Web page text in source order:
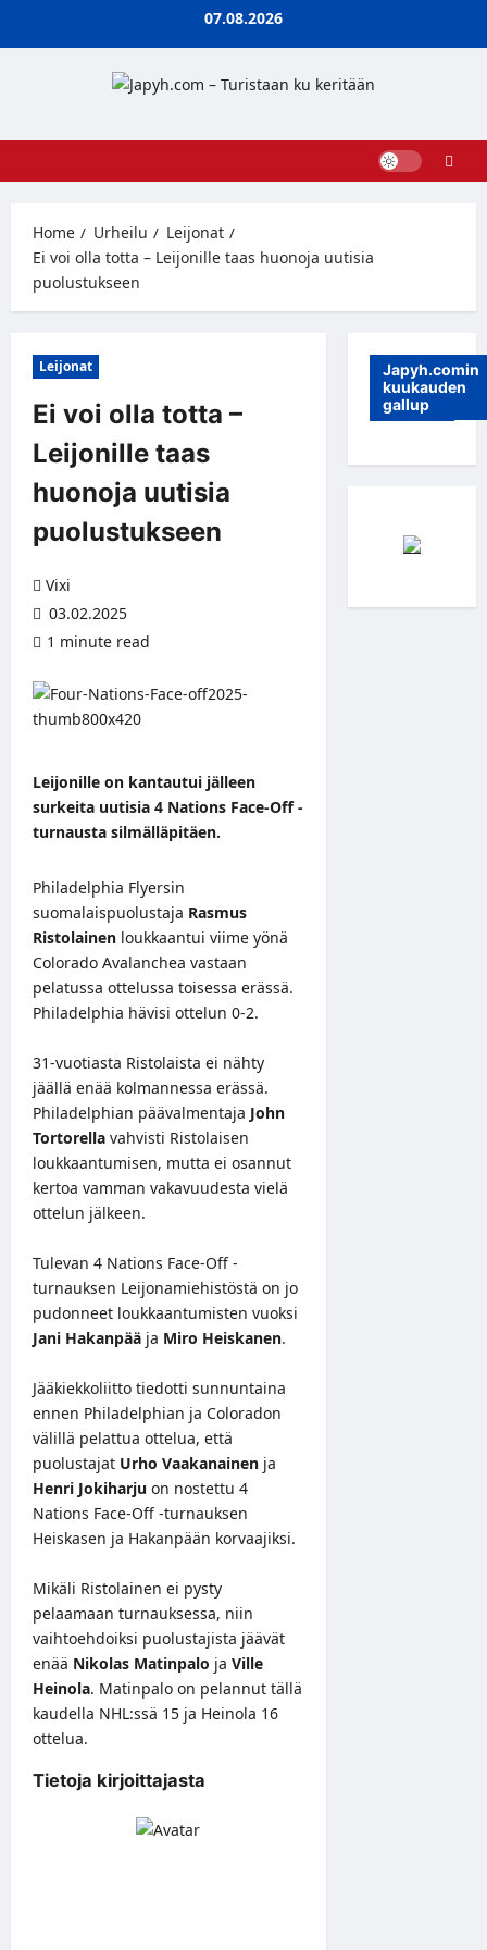
07.08.2026
Home Urheilu
Leijonat
Ei voi olla totta – Leijonille taas huonoja uutisia
puolustukseen
Leijonat
Ei voi olla totta –
Leijonille taas
huonoja uutisia
puolustukseen
Vixi
03.02.2025
1 minute read
Leijonille on kantautui jälleen
surkeita uutisia 4 Nations Face-Off -
turnausta silmälläpitäen.
Philadelphia Flyersin
suomalaispuolustaja Rasmus
Ristolainen loukkaantui viime yönä
Colorado Avalanchea vastaan
pelatussa ottelussa toisessa erässä.
Philadelphia hävisi ottelun 0-2.
31-vuotiasta Ristolaista ei nähty
jäällä enää kolmannessa erässä.
Philadelphian päävalmentaja John
Tortorella vahvisti Ristolaisen
loukkaantumisen, mutta ei osannut
kertoa vamman vakavuudesta vielä
ottelun jälkeen.
Tulevan 4 Nations Face-Off -
turnauksen Leijonamiehistöstä on jo
pudonneet loukkaantumisten vuoksi
Jani Hakanpää ja Miro Heiskanen.
Jääkiekkoliitto tiedotti sunnuntaina
ennen Philadelphian ja Coloradon
välillä pelattua ottelua, että
puolustajat Urho Vaakanainen ja
Henri Jokiharju on nostettu 4
Nations Face-Off -turnauksen
Heiskasen ja Hakanpään korvaajiksi.
Mikäli Ristolainen ei pysty
pelaamaan turnauksessa, niin
vaihtoehdoiksi puolustajista jäävät
enää Nikolas Matinpalo ja Ville
Heinola. Matinpalo on pelannut tällä
kaudella NHL:ssä 15 ja Heinola 16
ottelua.
Tietoja kirjoittajasta
Japyh.comin
kuukauden
gallup